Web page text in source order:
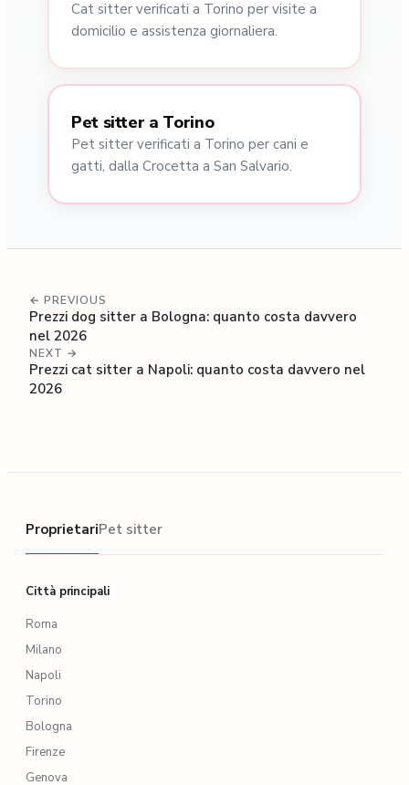
Cat sitter verificati a Torino per visite a
domicilio e assistenza giornaliera.
Pet sitter a Torino
Pet sitter verificati a Torino per cani e
gatti, dalla Crocetta a San Salvario.
← PREVIOUS
Prezzi dog sitter a Bologna: quanto costa davvero
nel 2026
NEXT →
Prezzi cat sitter a Napoli: quanto costa davvero nel
2026
Proprietari
ProprietariPet sitter
Città principali
Roma
Milano
Napoli
Torino
Bologna
Firenze
Genova